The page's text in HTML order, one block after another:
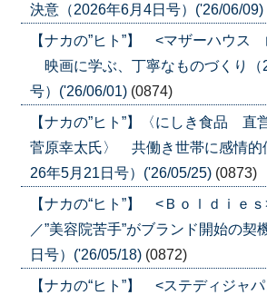
決意（2026年6月4日号）('26/06/09)
【ナカの”ヒト”】 <マザーハウス
映画に学ぶ、丁寧なものづくり（
号）('26/06/01) (0874)
【ナカの”ヒト”】〈にしき食品
菅原幸太氏〉 共働き世帯に感情的
26年5月21日号）('26/05/25) (0873)
【ナカの“ヒト”】 <Ｂｏｌｄｉｅ
／”美容院苦手”がブランド開始の契
日号）('26/05/18) (0872)
【ナカの“ヒト”】 <ステディジャ